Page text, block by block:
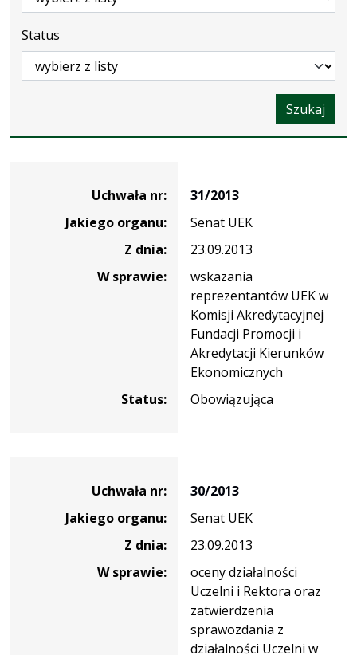
Status
Szukaj
Uchwała nr:
31/2013
Jakiego organu:
Senat UEK
Z dnia:
23.09.2013
W sprawie:
wskazania
reprezentantów UEK w
Komisji Akredytacyjnej
Fundacji Promocji i
Akredytacji Kierunków
Ekonomicznych
Status:
Obowiązująca
Uchwała nr:
30/2013
Jakiego organu:
Senat UEK
Z dnia:
23.09.2013
W sprawie:
oceny działalności
Uczelni i Rektora oraz
zatwierdzenia
sprawozdania z
działalności Uczelni w